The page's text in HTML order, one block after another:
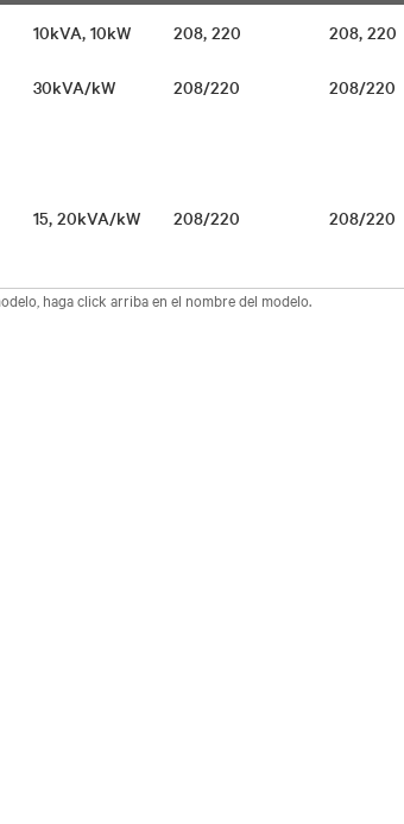
10kVA, 10kW 208, 220 208, 220
30kVA/kW 208/220 208/220
15, 20kVA/kW 208/220 208/220
haga click arriba en el nombre del modelo.